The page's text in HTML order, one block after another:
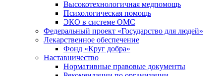
Высокотехнологичная медпомощь
Психологическая помощь
ЭКО в системе ОМС
Федеральный проект «Государство для людей»
Лекарственное обеспечение
Фонд «Круг добра»
Наставничество
Нормативные правовые документы